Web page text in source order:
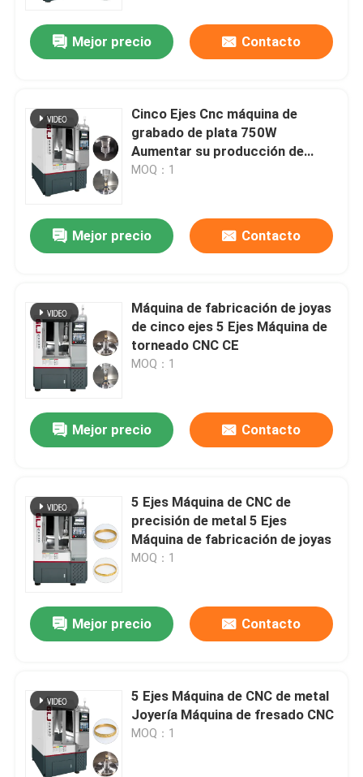
Productos
Espectáculo de RV
Mejor precio Contacto
Cinco Ejes Cnc máquina de
grabado de plata 750W
Aumentar su producción de
joyas
MOQ：1
Mejor precio Contacto
Máquina de fabricación de joyas
de cinco ejes 5 Ejes Máquina de
torneado CNC CE
MOQ：1
Mejor precio Contacto
5 Ejes Máquina de CNC de
precisión de metal 5 Ejes
Máquina de fabricación de joyas
MOQ：1
Mejor precio Contacto
5 Ejes Máquina de CNC de metal
Joyería Máquina de fresado CNC
MOQ：1